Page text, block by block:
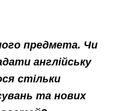
предмета. Чи
англійську
стільки
та нових